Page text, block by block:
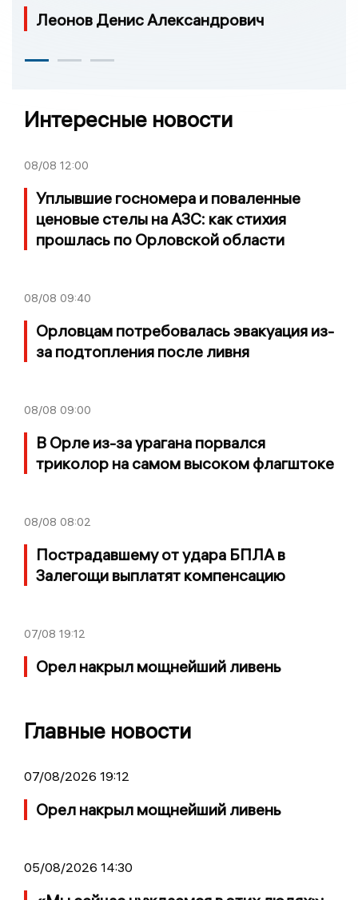
Леонов Денис Александрович
Интересные новости
08/08 12:00
Уплывшие госномера и поваленные
ценовые стелы на АЗС: как стихия
прошлась по Орловской области
08/08 09:40
Орловцам потребовалась эвакуация из-
за подтопления после ливня
08/08 09:00
В Орле из-за урагана порвался
триколор на самом высоком флагштоке
08/08 08:02
Пострадавшему от удара БПЛА в
Залегощи выплатят компенсацию
07/08 19:12
Орел накрыл мощнейший ливень
Главные новости
07/08/2026 19:12
Орел накрыл мощнейший ливень
05/08/2026 14:30